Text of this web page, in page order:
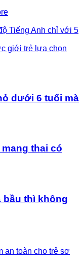
Tiếng Anh chỉ với 5
giới trẻ lựa chọn
dưới 6 tuổi mà
thai có
bầu thì không